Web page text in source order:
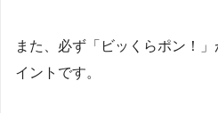
また、必ず「ビッくらポン！
イントです。